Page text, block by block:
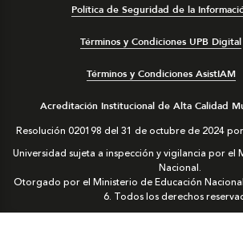
Política de Seguridad de la
Términos y Condiciones UPB Digital
Términos y Condiciones AsistIAM
Acreditación Institucional de Alta Calidad
Resolución 020198 del 31 de octubre de 2024
Universidad sujeta a inspección y vigilancia por el
Nacional.
Otorgado por el Ministerio de Educación
6. Todos los derechos